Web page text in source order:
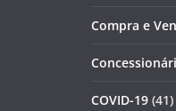
Compra e
COVID-19 (41)